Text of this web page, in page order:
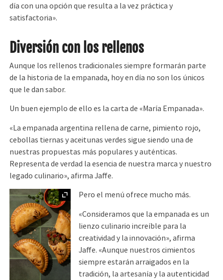
día con una opción que resulta a la vez práctica y
satisfactoria».
Diversión con los rellenos
Aunque los rellenos tradicionales siempre formarán parte
de la historia de la empanada, hoy en día no son los únicos
que le dan sabor.
Un buen ejemplo de ello es la carta de «María Empanada».
«La empanada argentina rellena de carne, pimiento rojo,
cebollas tiernas y aceitunas verdes sigue siendo una de
nuestras propuestas más populares y auténticas.
Representa de verdad la esencia de nuestra marca y nuestro
legado culinario», afirma Jaffe.
Ampliar
Pero el menú ofrece mucho más.
«Consideramos que la empanada es un
lienzo culinario increíble para la
creatividad y la innovación», afirma
Jaffe. «Aunque nuestros cimientos
siempre estarán arraigados en la
tradición, la artesanía y la autenticidad